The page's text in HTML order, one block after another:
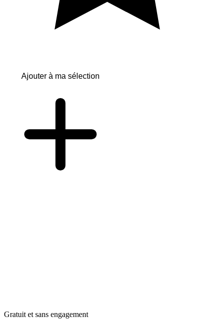
Ajouter à ma sélection
Gratuit et sans engagement